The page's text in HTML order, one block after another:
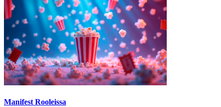
Manifest Rooleissa